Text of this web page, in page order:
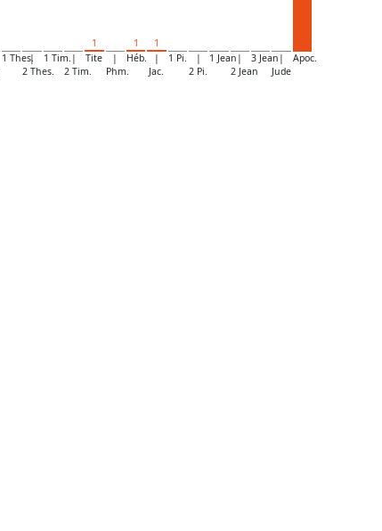
1 Thes.
|
2 Thes.
1 Tim. |
2 Tim.
1
Tite
|
Phm.
1
Héb.
1
|
Jac.
1 Pi.
|
2 Pi.
1 Jean |
2 Jean
3 Jean |
Jude
Apoc.